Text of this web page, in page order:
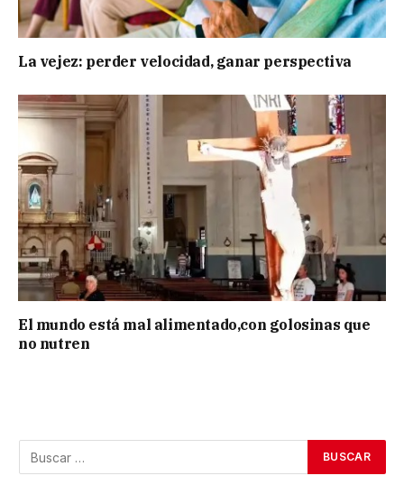
La vejez: perder velocidad, ganar perspectiva
El mundo está mal alimentado,con golosinas que
no nutren